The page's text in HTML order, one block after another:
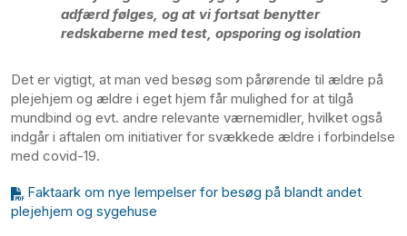
adfærd følges, og at vi fortsat benytter
redskaberne med test, opsporing og isolation
Det er vigtigt, at man ved besøg som pårørende til ældre på
plejehjem og ældre i eget hjem får mulighed for at tilgå
mundbind og evt. andre relevante værnemidler, hvilket også
indgår i aftalen om initiativer for svækkede ældre i forbindelse
med covid-19.
Faktaark om nye lempelser for besøg på blandt andet
plejehjem og sygehuse